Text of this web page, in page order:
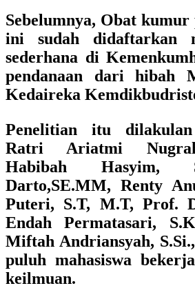
Sebelumnya, Obat
ini sudah didaftarkan
sederhana di
pendanaan dari hibah
Kedaireka
Penelitian itu
Ratri Ariatmi
Habibah Hasyim,
Darto,SE.MM, Renty
Puteri, S.T, M.T, Prof.
Endah Permatasari,
Miftah Andriansyah,
puluh mahasiswa
keilmuan.